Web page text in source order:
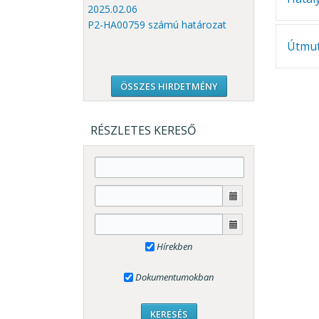
2025.02.06
P2-HA00759 számú határozat
ÖSSZES HIRDETMÉNY
RÉSZLETES KERESŐ
Hírekben
Dokumentumokban